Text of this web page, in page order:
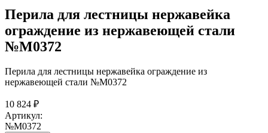
Перила для лестницы нержавейка
ограждение из нержавеющей стали
№М0372
Перила для лестницы нержавейка ограждение из
нержавеющей стали №М0372
10 824 ₽
Артикул:
№М0372